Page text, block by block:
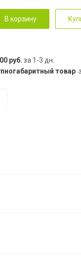
В корзину
руб. за 1-3 дн.
товар